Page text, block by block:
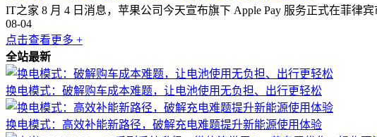
IT之家 8 月 4 日消息，苹果公司今天宣布旗下 Apple Pay 服务正式在菲律
08-04
点击查看更多 +
全站最新
换电模式：破解购车成本难题，让电池使用无负担、出行更轻松
换电模式：高效补能新路径，破解充电难题提升新能源使用体验